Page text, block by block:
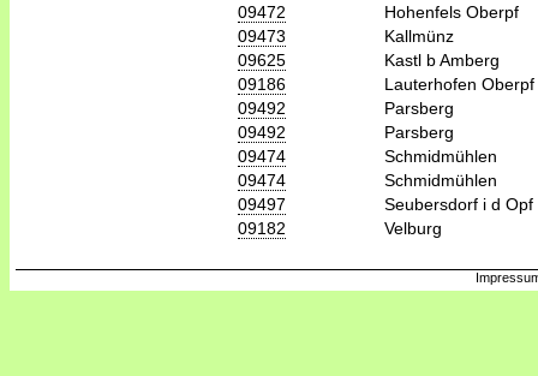
09472
Hohenfels Oberpf
09473
Kallmünz
09625
Kastl b Amberg
09186
Lauterhofen Oberpf
09492
Parsberg
09492
Parsberg
09474
Schmidmühlen
09474
Schmidmühlen
09497
Seubersdorf i d Opf
09182
Velburg